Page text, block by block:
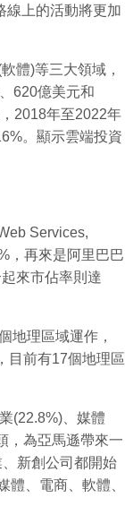
線上的活動將更加
體)等三大領域，
620億美元和
2018年至2022年
。顯示雲端投資
Services,
，再來是阿里巴巴
來市佔率則達
地理區域運作，
目前有17個地理區
(22.8%)、媒體
，為亞馬遜帶來一
新創公司都開始
、電商、軟體、